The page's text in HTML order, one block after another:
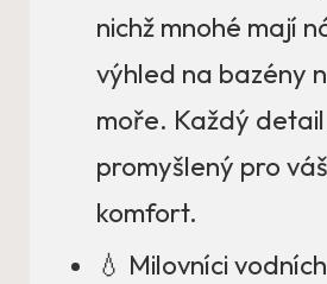
nichž mnohé mají
výhled na bazény
moře. Každý
promyšlený pro
komfort.
💧 Milovníci